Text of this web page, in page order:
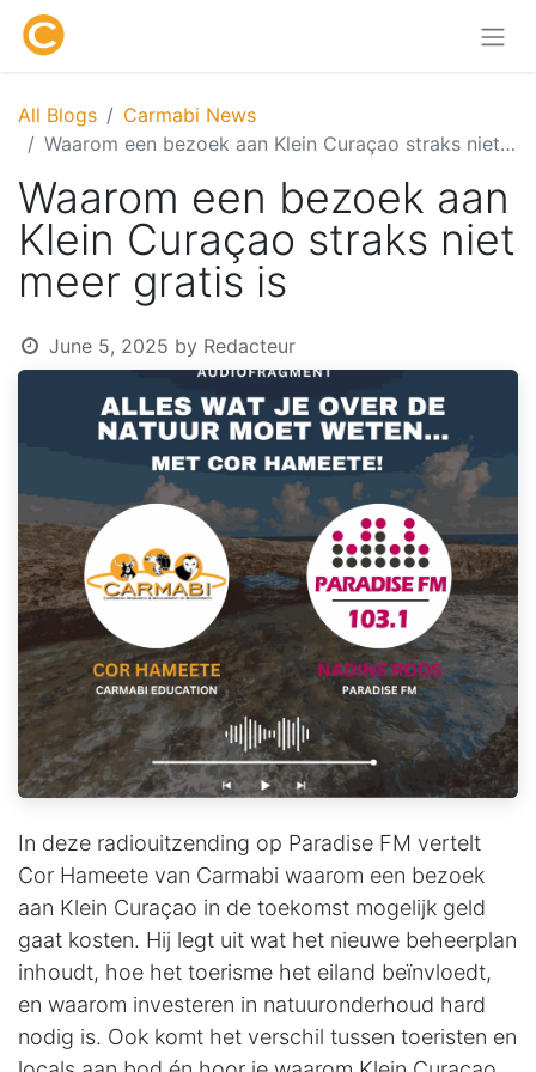
All Blogs
Carmabi News
Waarom een bezoek aan Klein Curaçao straks niet meer gratis is
Waarom een bezoek aan
Klein Curaçao straks niet
meer gratis is
June 5, 2025 by Redacteur
In deze radiouitzending op Paradise FM vertelt
Cor Hameete van Carmabi waarom een bezoek
aan Klein Curaçao in de toekomst mogelijk geld
gaat kosten. Hij legt uit wat het nieuwe beheerplan
inhoudt, hoe het toerisme het eiland beïnvloedt,
en waarom investeren in natuuronderhoud hard
nodig is. Ook komt het verschil tussen toeristen en